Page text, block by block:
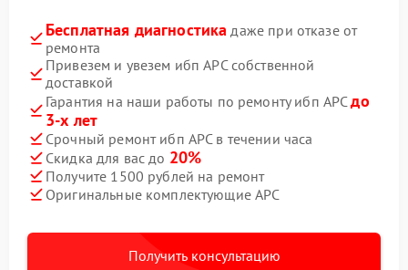
Бесплатная диагностика даже при отказе от
ремонта
Привезем и увезем ибп APC собственной
доставкой
Гарантия на наши работы по ремонту ибп APCдо
3-х лет
Срочный ремонт ибп APC в течении часа
Скидка для вас до 20%
Получите 1500 рублей на ремонт
Оригинальные комплектующие APC
Получить консультацию